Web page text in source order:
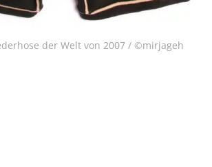
der Welt von 2007 / ©mirjageh